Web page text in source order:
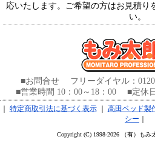
応いたします。ご希望の方はお見積り
い。
■お問合せ フリーダイヤル：
■営業時間 10：00～18：00 ■定休
｜ 特定商取引法に基づく表示｜ 高田ベッド製
シー ｜
Copyright (C) 1998-2026 （有）も